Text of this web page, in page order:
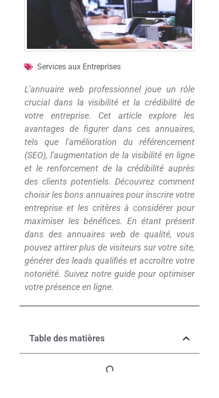
Services aux Entreprises
L'annuaire web professionnel joue un rôle
crucial dans la visibilité et la crédibilité de
votre entreprise. Cet article explore les
avantages de figurer dans ces annuaires,
tels que l'amélioration du référencement
(SEO), l'augmentation de la visibilité en ligne
et le renforcement de la crédibilité auprès
des clients potentiels. Découvrez comment
choisir les bons annuaires pour inscrire votre
entreprise et les critères à considérer pour
maximiser les bénéfices. En étant présent
dans des annuaires web de qualité, vous
pouvez attirer plus de visiteurs sur votre site,
générer des leads qualifiés et accroître votre
notoriété. Suivez notre guide pour optimiser
votre présence en ligne.
Table des matières